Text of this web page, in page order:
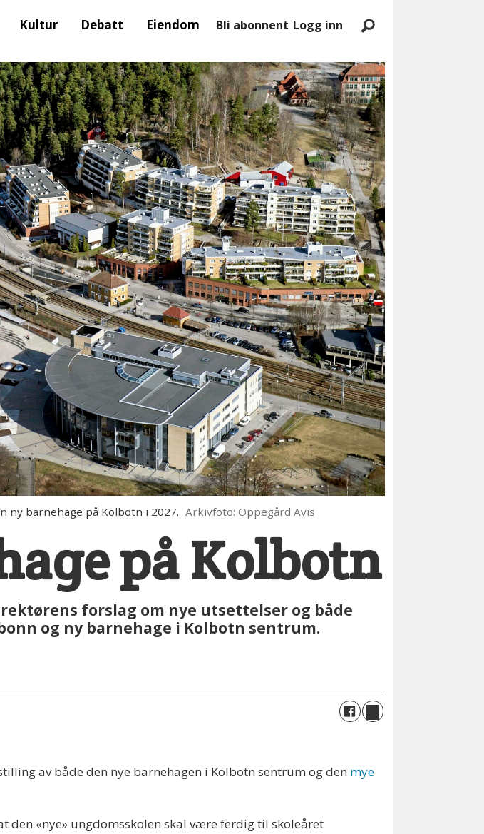
Kultur Debatt Eiendom Bli abonnent Logg inn
ny barnehage på Kolbotn i 2027. Arkivfoto: Oppegård Avis
på Kolbotn
forslag om nye utsettelser og både
og ny barnehage i Kolbotn sentrum.
av både den nye barnehagen i Kolbotn sentrum og den mye
den «nye» ungdomsskolen skal være ferdig til skoleåret